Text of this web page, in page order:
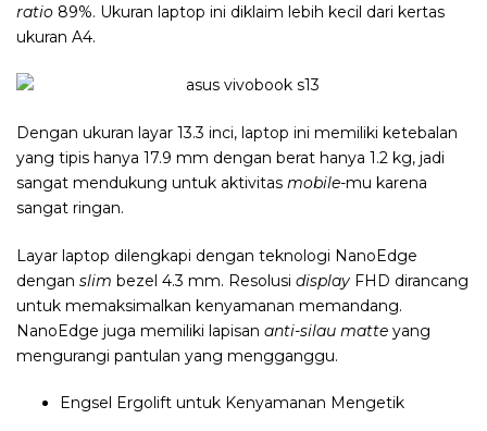
ratio 89%. Ukuran laptop ini diklaim lebih kecil dari kertas
ukuran A4.
Dengan ukuran layar 13.3 inci, laptop ini memiliki ketebalan
yang tipis hanya 17.9 mm dengan berat hanya 1.2 kg, jadi
sangat mendukung untuk aktivitas mobile-mu karena
sangat ringan.
Layar laptop dilengkapi dengan teknologi NanoEdge
dengan slim bezel 4.3 mm. Resolusi display FHD dirancang
untuk memaksimalkan kenyamanan memandang.
NanoEdge juga memiliki lapisan anti-silau matte yang
mengurangi pantulan yang mengganggu.
Engsel Ergolift untuk Kenyamanan Mengetik